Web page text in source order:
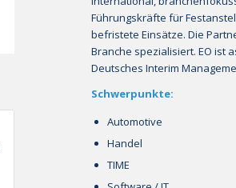
Führungskräfte für
befristete Einsätze. Die
Branche spezialisiert. EO ist
Deutsches Interim
Schwerpunkte:
Automotive
Handel
TIME